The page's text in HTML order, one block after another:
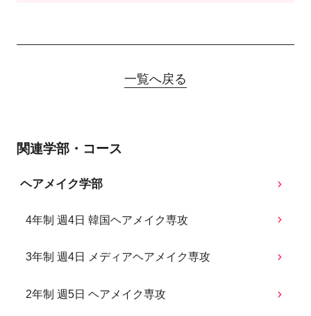
一覧へ戻る
関連学部・コース
ヘアメイク学部
4年制 週4日 韓国ヘアメイク専攻
3年制 週4日 メディアヘアメイク専攻
2年制 週5日 ヘアメイク専攻